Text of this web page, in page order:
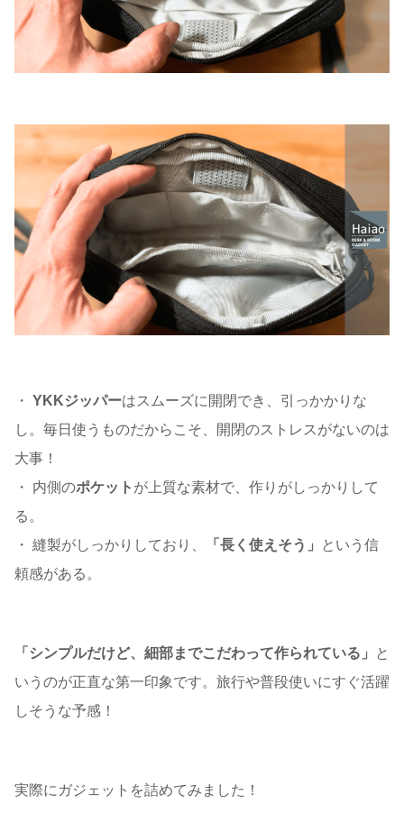
・ YKKジッパーはスムーズに開閉でき、引っかかりな
し。毎日使うものだからこそ、開閉のストレスがないのは
大事！
・ 内側のポケット が上質な素材で、作りがしっかりして
る。
・ 縫製がしっかりしており、
「長く使えそう」
という信
頼感がある。
「シンプルだけど、細部までこだわって作られている」
と
いうのが正直な第一印象です。旅行や普段使いにすぐ活躍
しそうな予感！
実際にガジェットを詰めてみました！